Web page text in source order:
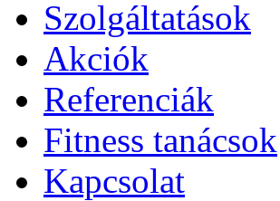
Szolgáltatások
Akciók
Referenciák
Fitness tanácsok
Kapcsolat